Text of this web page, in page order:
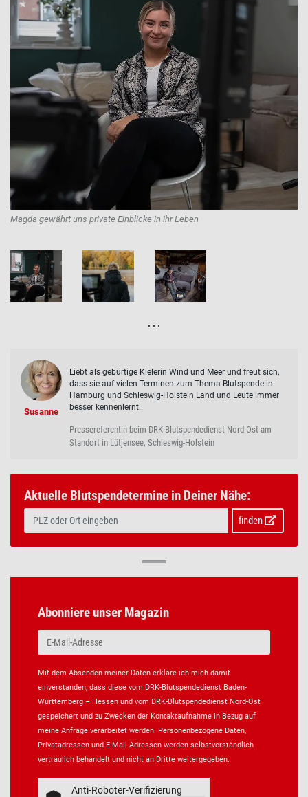
Magda gewährt uns private Einblicke in ihr Leben
. . .
Susanne
Liebt als gebürtige Kielerin Wind und Meer und freut sich,
dass sie auf vielen Terminen zum Thema Blutspende in
Hamburg und Schleswig-Holstein Land und Leute immer
besser kennenlernt.
Pressereferentin beim DRK-Blutspendedienst Nord-Ost am
Standort in Lütjensee, Schleswig-Holstein
Aktuelle Blutspendetermine in Deiner Nähe:
finden
Abonniere unser Magazin
Mit dem Absenden meiner Daten erkläre ich mich damit
einverstanden, dass diese vom DRK-Blutspendedienst Baden-
Württemberg – Hessen und vom DRK-Blutspendedienst Nord-Ost
gespeichert und zu Zwecken der Kontaktaufnahme in Bezug auf
meine Anfrage verarbeitet werden. Personenbezogene Daten,
Privatadressen und E-Mail Adressen werden selbstverständlich
vertraulich behandelt und nicht an Dritte weitergegeben.
Anti-Roboter-Verifizierung